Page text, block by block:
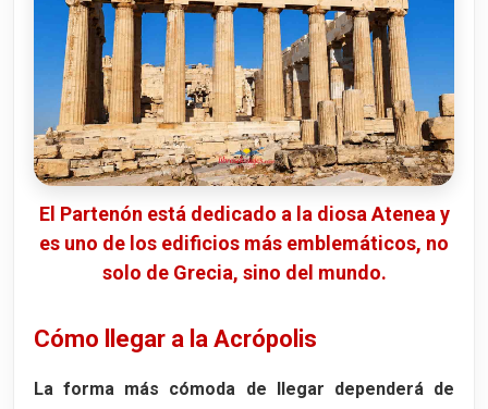
El Partenón está dedicado a la diosa Atenea y
es uno de los edificios más emblemáticos, no
solo de Grecia, sino del mundo.
Cómo llegar a la Acrópolis
La forma más cómoda de llegar dependerá de